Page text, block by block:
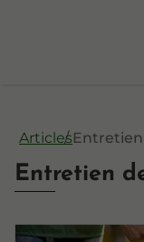
Articles
Entretien